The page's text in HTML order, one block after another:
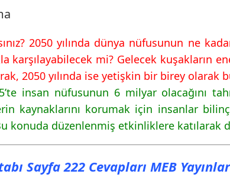
222 Cevapları MEB
224 Cevapları MEB
225 Cevapları MEB
2050 yılında dünya nüfusunun ne
karşılayabilecek mi? Gelecek kuşakların
2050 yılında ise yetişkin bir birey olarak
insan nüfusunun 6 milyar olacağını
kaynaklarını korumak için insanlar
konuda düzenlenmiş etkinliklere katılarak
Sayfa 222 Cevapları MEB